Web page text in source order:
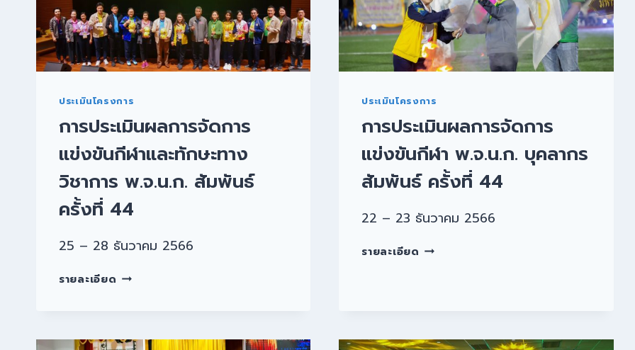
ประเมินโครงการ
การประเมินผลการจัดการ
แข่งขันกีฬาและทักษะทาง
วิชาการ พ.จ.น.ก. สัมพันธ์
ครั้งที่ 44
25 – 28 ธันวาคม 2566
รายละเอียด
ประเมินโครงการ
การประเมินผลการจัดการ
แข่งขันกีฬา พ.จ.น.ก. บุคลากร
สัมพันธ์ ครั้งที่ 44
22 – 23 ธันวาคม 2566
รายละเอียด